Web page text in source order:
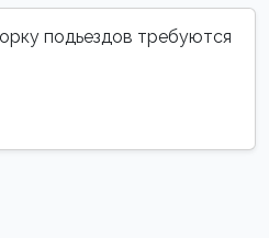
подьездов требуются